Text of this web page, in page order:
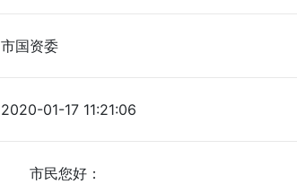
市国资委
2020-01-17 11:21:06
市民您好：